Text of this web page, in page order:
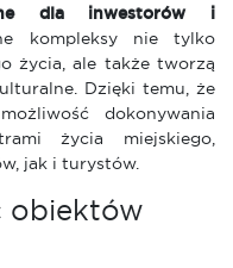
dla inwestorów i
kompleksy nie tylko
życia, ale także tworzą
Dzięki temu, że
dokonywania
życia miejskiego,
jak i turystów.
obiektów